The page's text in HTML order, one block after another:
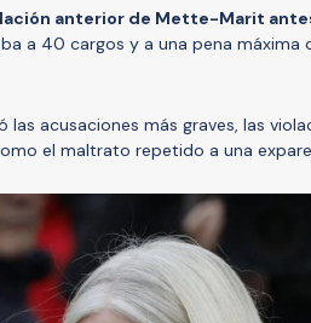
anterior de Mette-Marit
a 40 cargos y a una pena máxima
acusaciones más graves, las
el maltrato repetido a una